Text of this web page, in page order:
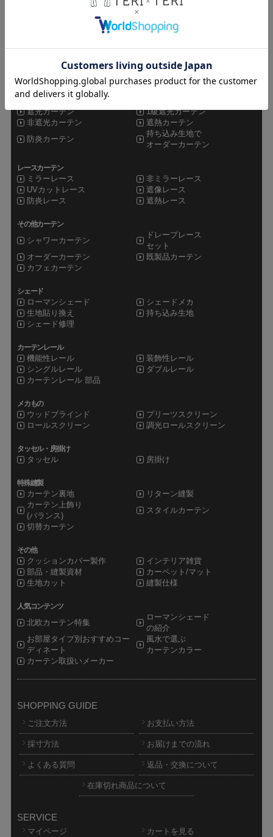
teriteri TOP
CATEGORY
遮光カーテン
1級遮光カーテン
非遮光カーテン
遮熱カーテン
防炎カーテン
持ち込み生地で
オーダーカーテン
レースカーテン
ミラーレース
非ミラーレース
UVカットレース
遮像レース
防炎レース
遮熱レース
その他カーテン
シャワーカーテン
ドレープレース
セット
オーダーカーテン
既製品カーテン
カフェカーテン
シェード
ローマンシェード
シェードメカ
生地貼り換え
持ち込み生地
シェード修理
カーテンレール
機能性レール
装飾性レール
シングルレール
ダブルレール
カーテンレール 部品
メカもの
ウッドブラインド
プリーツスクリーン
ロールスクリーン
調光ロールスクリーン
タッセル・房掛け
タッセル 房掛け
特殊縫製
カーテン裏地
リターン縫製
カーテン上飾り
(バランス)
スタイルカーテン
切替カーテン
その他
クッションカバー製作
インテリア雑貨
部品・縫製資材
カーペット/マット
生地カット
縫製仕様
人気コンテンツ
北欧カーテン特集
ローマンシェード
の紹介
お部屋タイプ別おすすめコー
ディネート
風水で選ぶ
カーテンカラー
カーテン取扱いメーカー
SHOPPING GUIDE
ご注文方法 お支払い方法
採寸方法 お届けまでの流れ
よくある質問 返品・交換について
在庫切れ商品について
SERVICE
マイページ カートを見る